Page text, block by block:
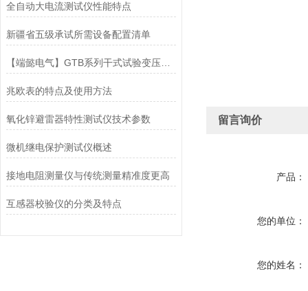
全自动大电流测试仪性能特点
新疆省五级承试所需设备配置清单
【端懿电气】GTB系列干式试验变压器重量轻，操作方便
兆欧表的特点及使用方法
氧化锌避雷器特性测试仪技术参数
微机继电保护测试仪概述
接地电阻测量仪与传统测量精准度更高
互感器校验仪的分类及特点
留言询价
产品：
您的单位：
您的姓名：